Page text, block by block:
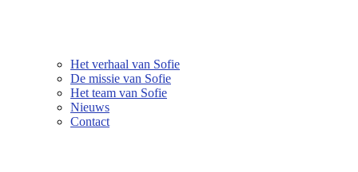
Het verhaal van Sofie
De missie van Sofie
Het team van Sofie
Nieuws
Contact